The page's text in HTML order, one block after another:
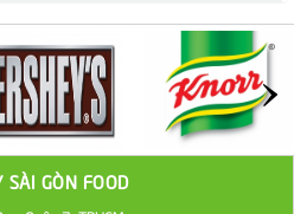
CÔ BA BIÊN HÒA 1KG
27.000 VND
cát trắng An Khê bao 50kg
1.100.000 VND
SÀI GÒN FOOD